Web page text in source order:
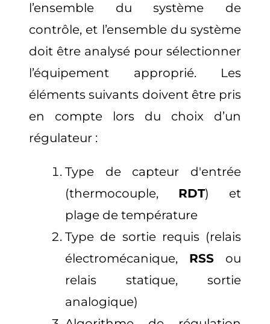
l’ensemble du système de
contrôle, et l’ensemble du système
doit être analysé pour sélectionner
l’équipement approprié. Les
éléments suivants doivent être pris
en compte lors du choix d’un
régulateur :
Type de capteur d'entrée
(thermocouple, RDT) et
plage de température
Type de sortie requis (relais
électromécanique, RSS ou
relais statique, sortie
analogique)